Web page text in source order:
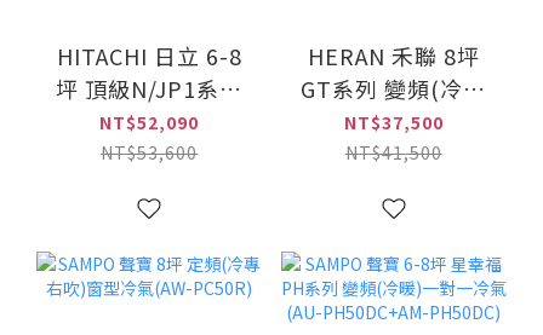
HITACHI 日立 6-8
坪 頂級N/JP1系列
變頻(冷專)一對一冷
氣(RAS-
50JP)
NT$52,090
NT$53,600
HERAN 禾聯 8坪
GT系列 變頻(冷暖
右吹)窗型冷氣(HW-
GT50H)
NT$37,500
NT$41,500